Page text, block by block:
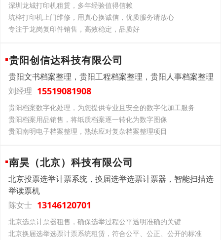
深圳龙城打印机租赁，多年经验值得信赖
坑梓打印机上门维修，用真心换诚信，优质服务请放心
专注于龙岗复印件销售，高效稳定，品质好
贵阳创信达科技有限公司
贵阳文书档案整理，贵阳工程档案整理，贵阳人事档案整理
刘经理 15519081908
贵阳档案数字化处理，为您提供专业且安全的数字化加工服务
贵阳档案用品销售，将纸质档案逐一转化为数字图像
贵阳南明电子档案整理，熟练应对复杂档案整理项目
南昊（北京）科技有限公司
北京投票选举计票系统，换届选举选票计票器，智能扫描选
举读票机
陈女士 13146120701
北京选票计票器租售，确保选举过程公平透明准确的关键
北京换届选举选票计票系统租赁，符合公平、公正、公开的标准